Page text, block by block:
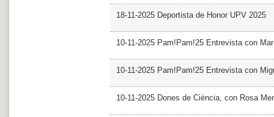
18-11-2025 Deportista de Honor UPV 2025
10-11-2025 Pam!Pam!25 Entrevista con
10-11-2025 Pam!Pam!25 Entrevista con
10-11-2025 Dones de Ciència, con Rosa